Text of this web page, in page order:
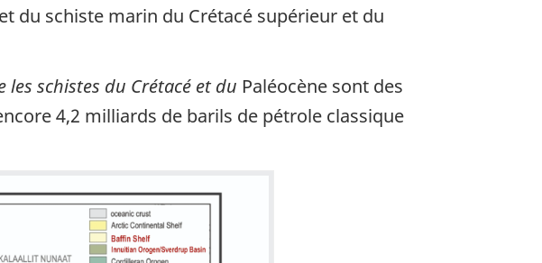
du schiste marin du Crétacé supérieur et du
schistes du Crétacé et du Paléocène sont des
4,2 milliards de barils de pétrole classique